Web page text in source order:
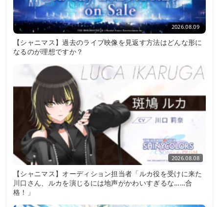
2026.08.09
【シャニマス】過去のライブ映像を見返す方法はどんな形に
なるのが理想ですか？
2026.08.08
【シャニマス】オーディション担当者「ルカ役を受けに来た
川口さん、ルカを演じるには地声がかわいすぎるな……合
格！」